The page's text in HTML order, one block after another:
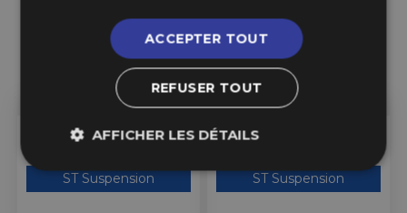
Sur Commande
ST Suspension
Sur Commande
ST Suspension
ACCEPTER TOUT
REFUSER TOUT
AFFICHER LES DÉTAILS